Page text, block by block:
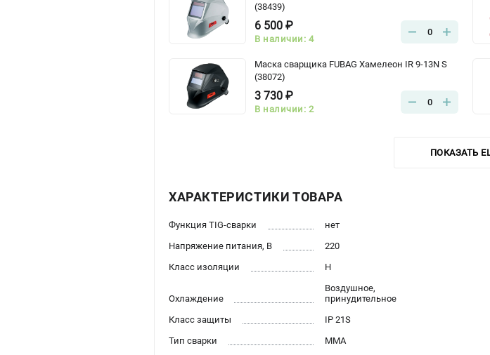
(38439)
6 500 ₽
В наличии: 4
0
Маска сварщика FUBAG Хамелеон IR 9-13N S
(38072)
3 730 ₽
В наличии: 2
0
ПОКАЗАТЬ
ХАРАКТЕРИСТИКИ ТОВАРА
Функция TIG-сварки
нет
Напряжение питания, В
220
Класс изоляции
Н
Охлаждение
Воздушное,
принудительное
Класс защиты
IP 21S
Тип сварки
MMA